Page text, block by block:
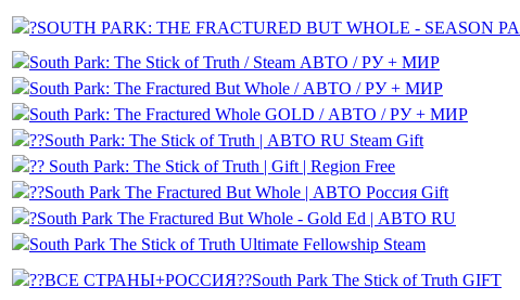
?SOUTH PARK: THE FRACTURED BUT WHOLE - SEASON
South Park: The Stick of Truth / Steam АВТО / РУ + МИР
South Park: The Fractured But Whole / АВТО / РУ + МИР
South Park: The Fractured Whole GOLD / АВТО / РУ + МИР
??South Park: The Stick of Truth | АВТО RU Steam Gift
?? South Park: The Stick of Truth | Gift | Region Free
??South Park The Fractured But Whole | АВТО Россия Gift
?South Park The Fractured But Whole - Gold Ed | АВТО RU
South Park The Stick of Truth Ultimate Fellowship Steam
??ВСЕ СТРАНЫ+РОССИЯ??South Park The Stick of Truth GIFT